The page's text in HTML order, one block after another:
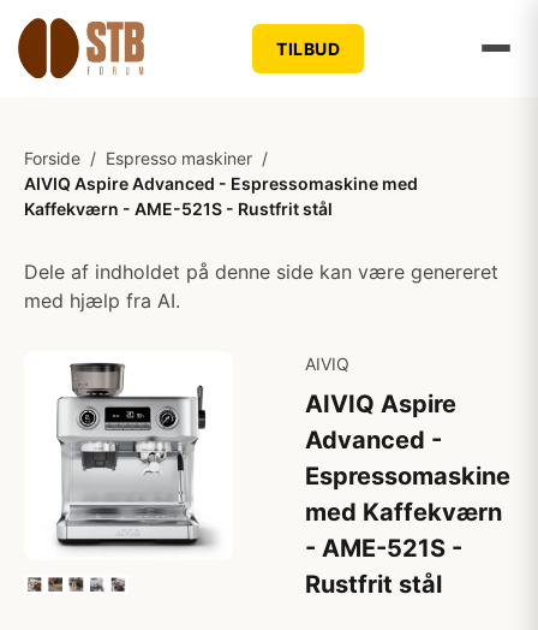
TILBUD
Forside / Espresso maskiner /
AIVIQ Aspire Advanced - Espressomaskine med
Kaffekværn - AME-521S - Rustfrit stål
Dele af indholdet på denne side kan være genereret
med hjælp fra AI.
AIVIQ
AIVIQ Aspire
Advanced -
Espressomaskine
med Kaffekværn
- AME-521S -
Rustfrit stål